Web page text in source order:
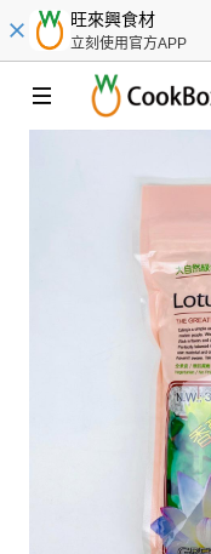
旺來興食材
立刻使用官方APP